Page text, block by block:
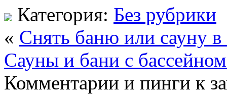
Категория: Без рубрики
« Снять баню или сауну
Сауны и бани с
Комментарии и пинги к